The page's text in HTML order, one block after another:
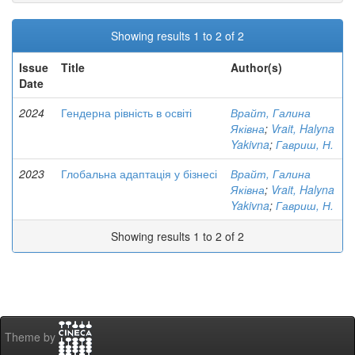
Showing results 1 to 2 of 2
Issue
Date
Title Author(s)
2024 Гендерна рівність в освіті
Врайт, Галина
Яківна; Vrait, Halyna
Yakivna; Гавриш, Н.
2023
Глобальна адаптація у бізнесі
Врайт, Галина
Яківна; Vrait, Halyna
Yakivna; Гавриш, Н.
Showing results 1 to 2 of 2
Theme by